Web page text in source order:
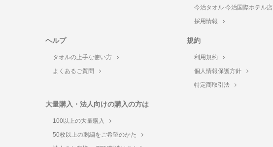
今治タオル 今治国際ホテル店
採用情報
ヘルプ
タオルの上手な使い方
よくあるご質問
規約
利用規約
個人情報保護方針
特定商取引法
大量購入・法人向けの購入の方は
100以上の大量購入
50枚以上の刺繍をご希望のかた